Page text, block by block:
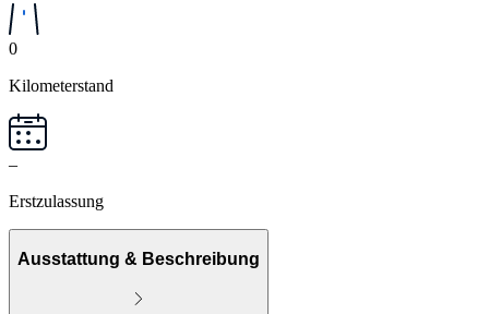
0
Kilometerstand
–
Erstzulassung
Ausstattung & Beschreibung